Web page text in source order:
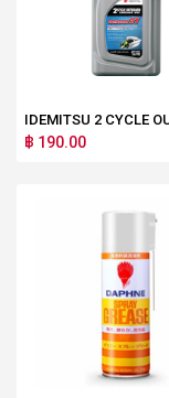
IDEMITSU 2 CYCLE
฿ 190.00